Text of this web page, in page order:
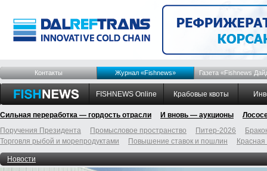
Контакты Журнал «Fishnews» Газета «Fishnews
FISHNEWS Online Крабовые квоты
Сильная переработка — гордость отрасли И вновь — аукционы
Поручения Президента
Промысловое пространство Питер-2026
Торговля рыбой и морепродуктами
Повышение ставок и пошлин
Новости